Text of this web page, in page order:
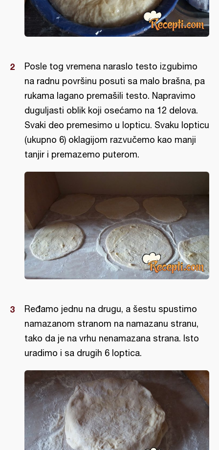
Posle tog vremena naraslo testo izgubimo
na radnu površinu posuti sa malo brašna, pa
rukama lagano premašili testo. Napravimo
duguljasti oblik koji osećamo na 12 delova.
Svaki deo premesimo u lopticu. Svaku lopticu
(ukupno 6) oklagijom razvučemo kao manji
tanjir i premazemo puterom.
Ređamo jednu na drugu, a šestu spustimo
namazanom stranom na namazanu stranu,
tako da je na vrhu nenamazana strana. Isto
uradimo i sa drugih 6 loptica.